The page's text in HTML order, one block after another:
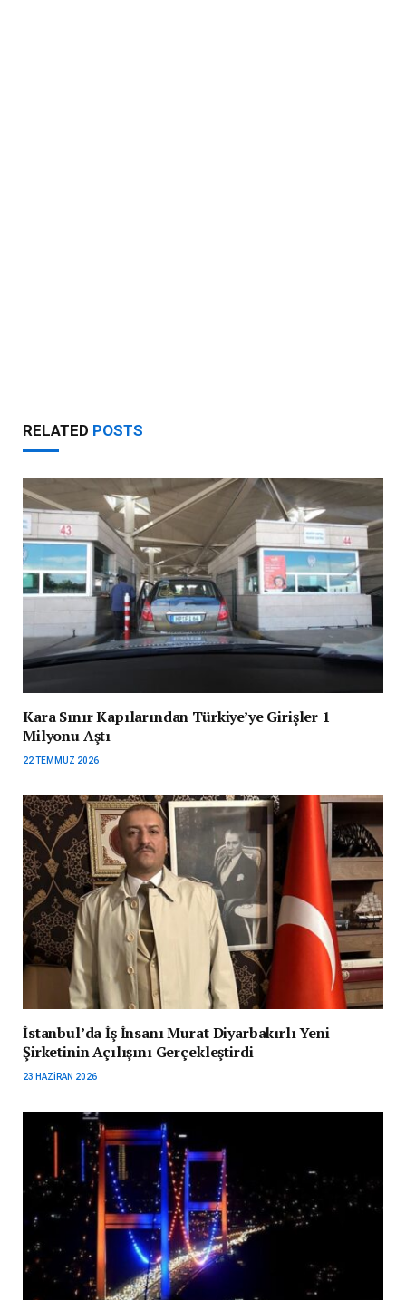
RELATED POSTS
Kara Sınır Kapılarından Türkiye’ye Girişler 1
Milyonu Aştı
22 TEMMUZ 2026
İstanbul’da İş İnsanı Murat Diyarbakırlı Yeni
Şirketinin Açılışını Gerçekleştirdi
23 HAZIRAN 2026